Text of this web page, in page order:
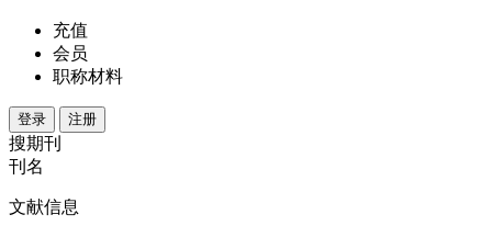
充值
会员
职称材料
登录 注册
搜期刊
刊名
文献信息